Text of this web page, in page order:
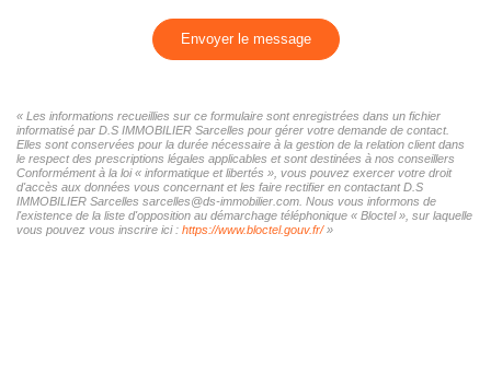
Envoyer le message
« Les informations recueillies sur ce formulaire sont enregistrées dans un fichier
informatisé par D.S IMMOBILIER Sarcelles pour gérer votre demande de contact.
Elles sont conservées pour la durée nécessaire à la gestion de la relation client dans
le respect des prescriptions légales applicables et sont destinées à nos conseillers
Conformément à la loi « informatique et libertés », vous pouvez exercer votre droit
d'accès aux données vous concernant et les faire rectifier en contactant D.S
IMMOBILIER Sarcelles sarcelles@ds-immobilier.com. Nous vous informons de
l'existence de la liste d'opposition au démarchage téléphonique « Bloctel », sur laquelle
vous pouvez vous inscrire ici : https://www.bloctel.gouv.fr/»